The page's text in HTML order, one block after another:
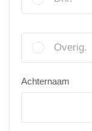
Overig.
Achternaam